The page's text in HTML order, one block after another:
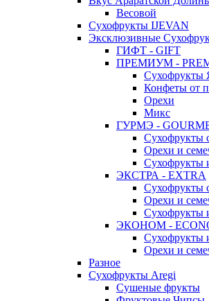
Весовой
Сухофрукты IJEVAN
Эксклюзивные
ГИФТ - GIFT
ПРЕМИУМ -
Сухофрукты
Конфеты от
Орехи
Микс
ГУРМЭ -
Сухофрукты
Орехи и
Сухофрукты
ЭКСТРА - EXTRA
Сухофрукты
Орехи и
Сухофрукты
ЭКОНОМ -
Сухофрукты
Орехи и
Разное
Сухофрукты Aregi
Сушеные фрукты